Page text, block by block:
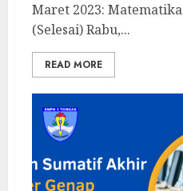
Maret 2023: Matematika
(Selesai) Rabu,...
READ MORE